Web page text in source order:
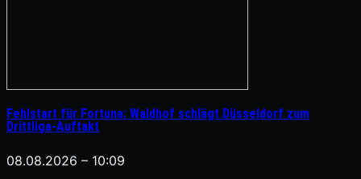
Fehlstart für Fortuna: Waldhof schlägt Düsseldorf zum
Drittliga-Auftakt
08.08.2026 – 10:09